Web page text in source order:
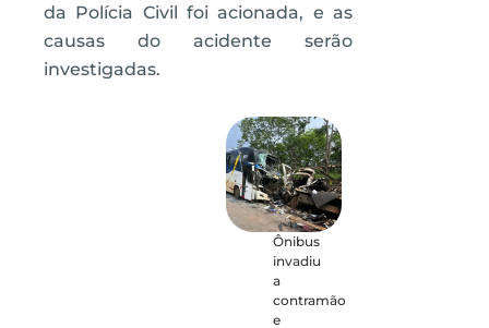
da Polícia Civil foi acionada, e as
causas do acidente serão
investigadas.
Ônibus
invadiu
a
contramão
e